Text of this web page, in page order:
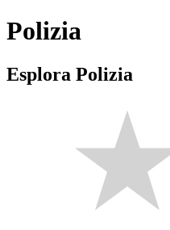
Polizia
Esplora Polizia